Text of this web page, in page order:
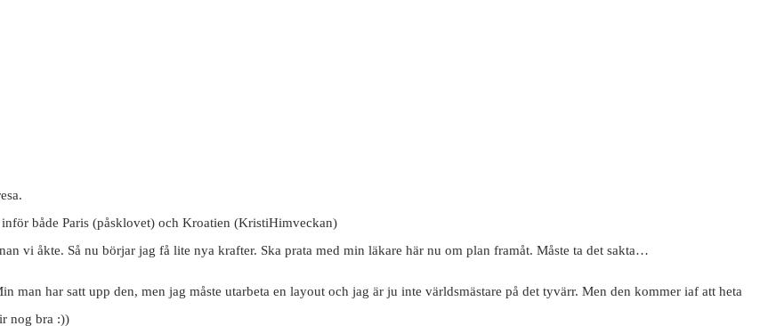
både Paris (påsklovet) och Kroatien (KristiHimveckan)
vi åkte. Så nu börjar jag få lite nya krafter. Ska prata med min läkare här nu om plan framåt. Måste ta det sakta…
man har satt upp den, men jag måste utarbeta en layout och jag är ju inte världsmästare på det tyvärr. Men den kommer iaf att heta
nog bra :))